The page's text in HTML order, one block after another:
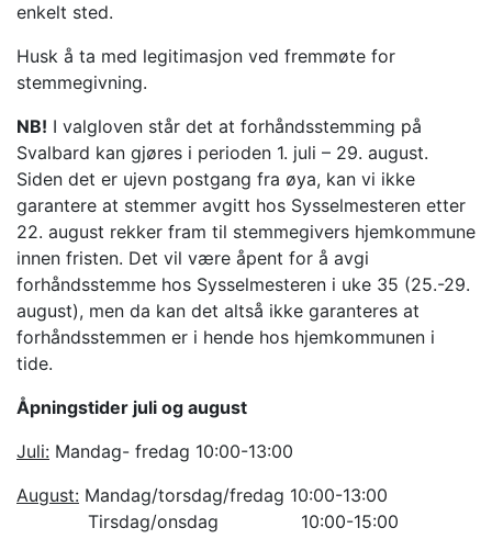
enkelt sted.
Husk å ta med legitimasjon ved fremmøte for
stemmegivning.
NB! I valgloven står det at forhåndsstemming på
Svalbard kan gjøres i perioden 1. juli – 29. august.
Siden det er ujevn postgang fra øya, kan vi ikke
garantere at stemmer avgitt hos Sysselmesteren etter
22. august rekker fram til stemmegivers hjemkommune
innen fristen. Det vil være åpent for å avgi
forhåndsstemme hos Sysselmesteren i uke 35 (25.-29.
august), men da kan det altså ikke garanteres at
forhåndsstemmen er i hende hos hjemkommunen i
tide.
Åpningstider juli og august
Juli: Mandag- fredag 10:00-13:00
August: Mandag/torsdag/fredag 10:00-13:00
Tirsdag/onsdag 10:00-15:00